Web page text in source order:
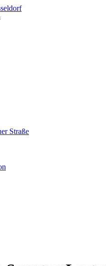
Straße